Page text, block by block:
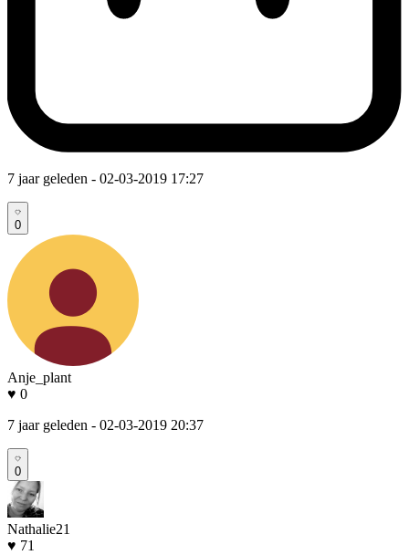
7 jaar geleden - 02-03-2019 17:27
0
Anje_plant
♥ 0
7 jaar geleden - 02-03-2019 20:37
0
Nathalie21
♥ 71